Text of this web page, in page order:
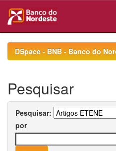
navigationDSpace - BNB - Banco do
Pesquisar
Pesquisar:
por